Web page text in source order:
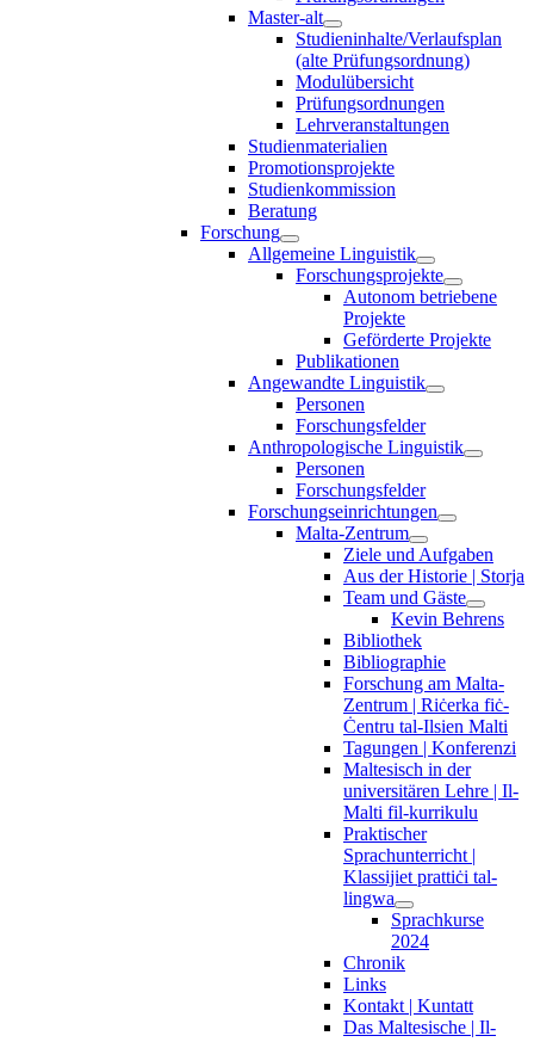
Master-alt
Studieninhalte/Verlaufsplan
(alte Prüfungsordnung)
Modulübersicht
Prüfungsordnungen
Lehrveranstaltungen
Studienmaterialien
Promotionsprojekte
Studienkommission
Beratung
Forschung
Allgemeine Linguistik
Forschungsprojekte
Autonom betriebene
Projekte
Geförderte Projekte
Publikationen
Angewandte Linguistik
Personen
Forschungsfelder
Anthropologische Linguistik
Personen
Forschungsfelder
Forschungseinrichtungen
Malta-Zentrum
Ziele und Aufgaben
Aus der Historie | Storja
Team und Gäste
Kevin Behrens
Bibliothek
Bibliographie
Forschung am Malta-
Zentrum | Riċerka fiċ-
Ċentru tal-Ilsien Malti
Tagungen | Konferenzi
Maltesisch in der
universitären Lehre | Il-
Malti fil-kurrikulu
Praktischer
Sprachunterricht |
Klassijiet prattiċi tal-
lingwa
Sprachkurse
2024
Chronik
Links
Kontakt | Kuntatt
Das Maltesische | Il-